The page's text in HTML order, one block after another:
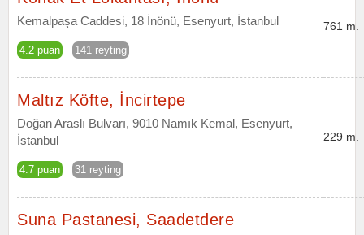
Kemalpaşa Caddesi, 18 İnönü, Esenyurt, İstanbul
4.2 puan 141 reyting
761 m.
Maltız Köfte, İncirtepe
Doğan Araslı Bulvarı, 9010 Namık Kemal, Esenyurt,
İstanbul
4.7 puan 31 reyting
229 m.
Suna Pastanesi, Saadetdere